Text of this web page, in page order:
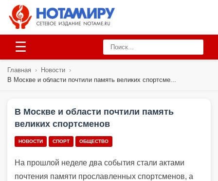
☰
Главная › Новости ›
В Москве и области почтили память великих спортсме...
В Москве и области почтили память
великих спортсменов
НОВОСТИ СПОРТ ОБЩЕСТВО
На прошлой неделе два события стали актами
почтения памяти прославленных спортсменов, а